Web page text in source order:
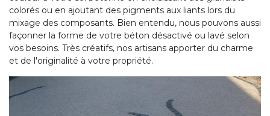
colorés ou en ajoutant des pigments aux liants lors du
mixage des composants. Bien entendu, nous pouvons aussi
façonner la forme de votre béton désactivé ou lavé selon
vos besoins. Très créatifs, nos artisans apporter du charme
et de l'originalité à votre propriété.